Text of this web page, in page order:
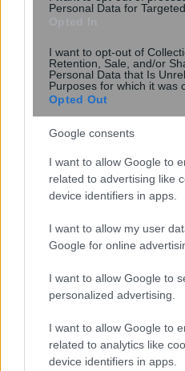
Personal Data for
I want to opt-out of
Retention, Sale, and/or
Personal Data that Is
Purposes for which it was
Opted Out
Google consents
I want to allow Google to
related to advertising like
device identifiers in apps.
I want to allow my user
Google for online
I want to allow Google to
personalized advertising.
I want to allow Google to
related to analytics like
device identifiers in apps.
Λευχαιμία: Οι
των καρκινικών
δρόμος για νέες